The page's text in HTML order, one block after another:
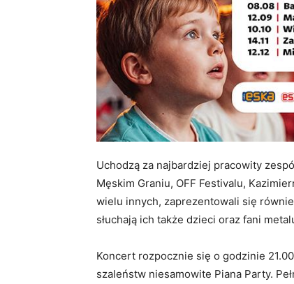
Uchodzą za najbardziej pracowity
Męskim Graniu, OFF Festivalu,
wielu innych, zaprezentowali się
słuchają ich także dzieci oraz fani
Koncert rozpocznie się o godzinie
szaleństw niesamowite Piana Party.